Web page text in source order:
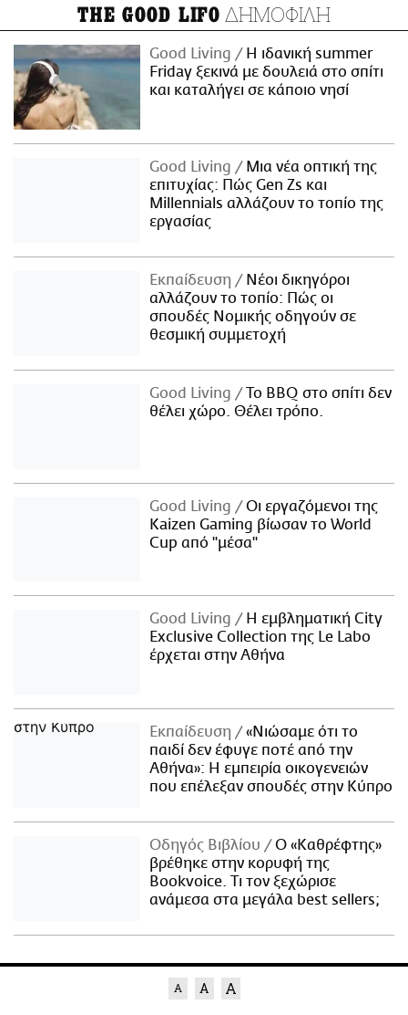
THE GOOD LIFO ΔΗΜΟΦΙΛΗ
Good Living
Η ιδανική summer
Friday ξεκινά με δουλειά στο σπίτι
και καταλήγει σε κάποιο νησί
Good Living
Μια νέα οπτική της
επιτυχίας: Πώς Gen Zs και
Millennials αλλάζουν το τοπίο της
εργασίας
Εκπαίδευση
Νέοι δικηγόροι
αλλάζουν το τοπίο: Πώς οι
σπουδές Νομικής οδηγούν σε
θεσμική συμμετοχή
Good Living
Το BBQ στο σπίτι δεν
θέλει χώρο. Θέλει τρόπο.
Good Living
Οι εργαζόμενοι της
Kaizen Gaming βίωσαν το World
Cup από "μέσα"
Good Living
Η εμβληματική City
Exclusive Collection της Le Labo
έρχεται στην Αθήνα
Εκπαίδευση
«Νιώσαμε ότι το
παιδί δεν έφυγε ποτέ από την
Αθήνα»: Η εμπειρία οικογενειών
που επέλεξαν σπουδές στην Κύπρο
Οδηγός Βιβλίου
Ο «Καθρέφτης»
βρέθηκε στην κορυφή της
Bookvoice. Τι τον ξεχώρισε
ανάμεσα στα μεγάλα best sellers;